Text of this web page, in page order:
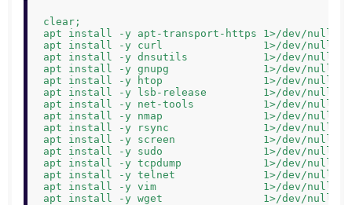
clear;
apt install -y apt-transport-https 1>/dev/null;
apt install -y curl                1>/dev/null;
apt install -y dnsutils            1>/dev/null;
apt install -y gnupg               1>/dev/null;
apt install -y htop                1>/dev/null;
apt install -y lsb-release         1>/dev/null;
apt install -y net-tools           1>/dev/null;
apt install -y nmap                1>/dev/null;
apt install -y rsync               1>/dev/null;
apt install -y screen              1>/dev/null;
apt install -y sudo                1>/dev/null;
apt install -y tcpdump             1>/dev/null;
apt install -y telnet              1>/dev/null;
apt install -y vim                 1>/dev/null;
apt install -y wget                1>/dev/null;